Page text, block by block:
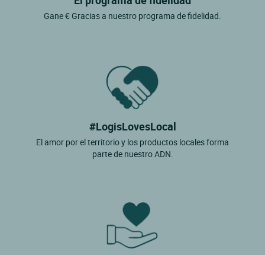
Gane € Gracias a nuestro programa de fidelidad.
#LogisLovesLocal
El amor por el territorio y los productos locales forma
parte de nuestro ADN.